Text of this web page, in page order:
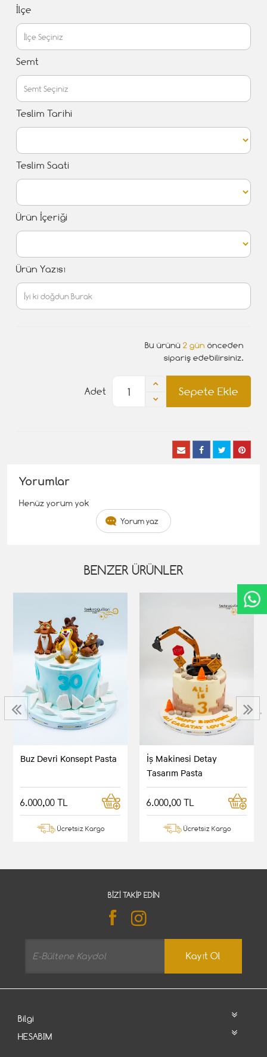
İlçe
Semt
Teslim Tarihi
Teslim Saati
Ürün İçeriği
Ürün Yazısı
Bu ürünü 2 gün önceden
sipariş edebilirsiniz.
Sepete Ekle
Adet
Yorumlar
Henüz yorum yok
Yorum yaz
BENZER ÜRÜNLER
Buz Devri Konsept Pasta
6.000,00 TL
Ücretsiz Kargo
İş Makinesi Detay
Tasarım Pasta
6.000,00 TL
Ücretsiz Kargo
‹ ›
BIZI TAKIP EDIN
Kayıt Ol
Bilgi
HESABIM